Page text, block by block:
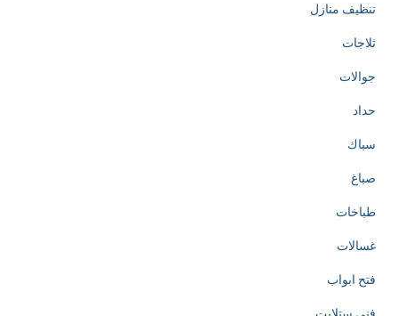
تنظيف منازل
ثلاجات
جوالات
حداد
سباك
صباغ
طباخات
غسالات
فتح ابواب
فني ستلايت